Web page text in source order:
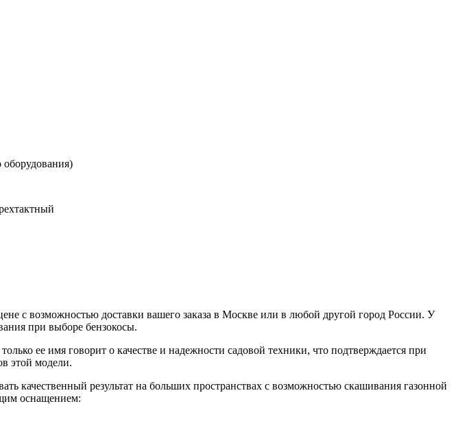
оборудования)
с возможностью доставки вашего заказа в Москве или в любой другой город России. У
при выборе бензокосы.
ее имя говорит о качестве и надежности садовой техники, что подтверждается при
этой модели.
качественный результат на больших пространствах с возможностью скашивания газонной
оснащением: